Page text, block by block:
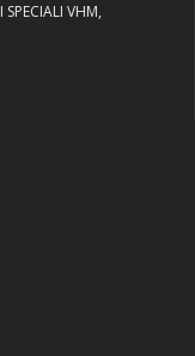
SPECIALI VHM